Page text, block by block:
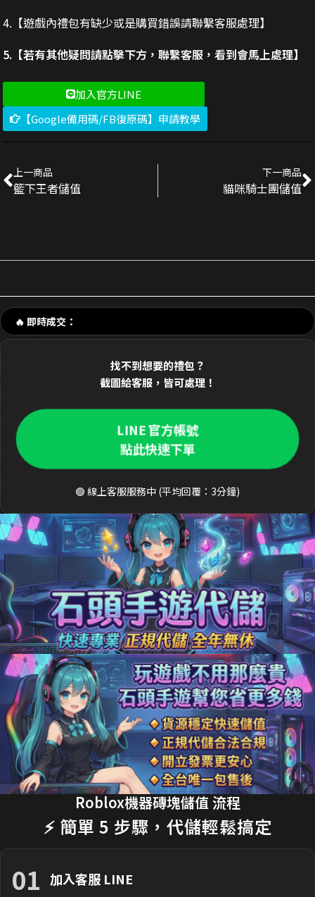
4.【遊戲內禮包有缺少或是購買錯誤請聯繫客服處理】
5.【若有其他疑問請點擊下方，聯繫客服，看到會馬上處理】
加入官方LINE
【Google備用碼/FB復原碼】申請教學
上一商品
籃下王者儲值
下一商品
貓咪騎士團儲值
🔥 即時成交：
剛剛 p**e_9 購買了 170元 新手禮包 交易成功
3分鐘前 k**ty 購買了 33元 銅板禮包
4分鐘前 張**凱 購買了 490元 週禮包 交易成功
5分鐘前 王**明 購買了 990元 月卡
8分鐘前 S**ea 購買了 3290元 禮包 交易成功
9分鐘前 吳**宏 購買了 1690元 豪華禮包 交易成功
10分鐘前 m**ky 購買了 33元 銅板禮包 交易成功
12分鐘前 李**芬 購買了 990元 成長禮包 交易成功
15分鐘前 J**son 購買了 3290元 禮包 交易成功
18分鐘前 劉**瑄 購買了 170元 限時禮包 交易成功
20分鐘前 T**y_L 購買了 2990元 節日禮包 交易成功
22分鐘前 蔡**文 購買了 33元 銅板禮包 交易成功
25分鐘前 H**nry 購買了 490元 特惠禮包 交易成功
28分鐘前 黃**傑 購買了 1690元 禮包 交易成功
30分鐘前 Ap**le 購買了 990元 月卡 交易成功
35分鐘前 楊**婷 購買了 3290元 禮包
找不到想要的禮包？
截圖給客服，皆可處理！
LINE 官方帳號
點此快速下單
🟢 線上客服服務中 (平均回覆：3分鐘)
Roblox機器磚塊儲值 流程
⚡ 簡單 5 步驟，代儲輕鬆搞定
01 加入客服 LINE